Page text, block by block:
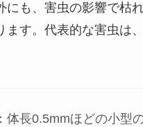
にも、害虫の影響で枯
ます。代表的な害虫は
体長0.5mmほどの小型